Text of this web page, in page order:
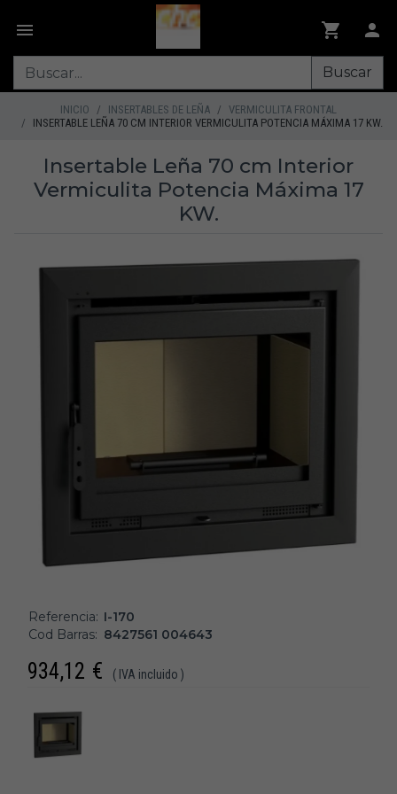
Buscar
INICIO INSERTABLES DE LEÑA
VERMICULITA FRONTAL
INSERTABLE LEÑA 70 CM INTERIOR VERMICULITA POTENCIA MÁXIMA 17 KW.
Insertable Leña 70 cm Interior
Vermiculita Potencia Máxima 17
KW.
Referencia: I-170
Cod Barras: 8427561 004643
934,12 € ( IVA incluido )